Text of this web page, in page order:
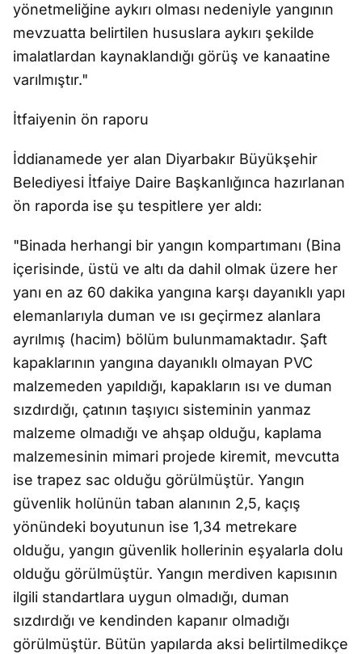
yönetmeliğine aykırı olması nedeniyle yangının
mevzuatta belirtilen hususlara aykırı şekilde
imalatlardan kaynaklandığı görüş ve kanaatine
varılmıştır."
İtfaiyenin ön raporu
İddianamede yer alan Diyarbakır Büyükşehir
Belediyesi İtfaiye Daire Başkanlığınca hazırlanan
ön raporda ise şu tespitlere yer aldı:
"Binada herhangi bir yangın kompartımanı (Bina
içerisinde, üstü ve altı da dahil olmak üzere her
yanı en az 60 dakika yangına karşı dayanıklı yapı
elemanlarıyla duman ve ısı geçirmez alanlara
ayrılmış (hacim) bölüm bulunmamaktadır. Şaft
kapaklarının yangına dayanıklı olmayan PVC
malzemeden yapıldığı, kapakların ısı ve duman
sızdırdığı, çatının taşıyıcı sisteminin yanmaz
malzeme olmadığı ve ahşap olduğu, kaplama
malzemesinin mimari projede kiremit, mevcutta
ise trapez sac olduğu görülmüştür. Yangın
güvenlik holünün taban alanının 2,5, kaçış
yönündeki boyutunun ise 1,34 metrekare
olduğu, yangın güvenlik hollerinin eşyalarla dolu
olduğu görülmüştür. Yangın merdiven kapısının
ilgili standartlara uygun olmadığı, duman
sızdırdığı ve kendinden kapanır olmadığı
görülmüştür. Bütün yapılarda aksi belirtilmedikçe